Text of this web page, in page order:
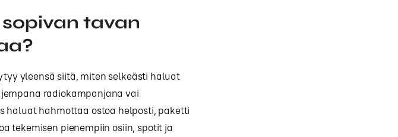
tavan
yleensä siitä, miten selkeästi haluat
radiokampanjana vai
haluat hahmottaa ostoa helposti, paketti
tekemisen pienempiin osiin, spotit ja